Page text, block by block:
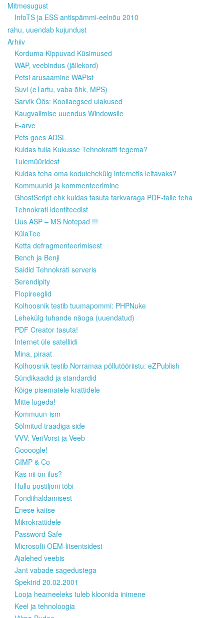
Mitmesugust
InfoTS ja ESS antispämmi-eelnõu 2010
rahu, uuendab kujundust
Arhiiv
Korduma Kippuvad Küsimused
WAP, veebindus (jällekord)
Petsi arusaamine WAPist
Suvi (eTartu, vaba õhk, MPS)
Sarvik Öös: Kooliaegsed ulakused
Kaugvalimise uuendus Windowsile
E-arve
Pets goes ADSL
Kuidas tulla Kukusse Tehnokratti tegema?
Tulemüüridest
Kuidas teha oma kodulehekülg internetis leitavaks?
Kommuunid ja kommenteerimine
GhostScript ehk kuidas tasuta tarkvaraga PDF-faile teha
Tehnokrati identiteedist
Uus ASP – MS Notepad !!!
KülaTee
Ketta defragmenteerimisest
Bench ja Benji
Saidid Tehnokrati serveris
Serendipity
Flopireeglid
Kolhoosnik testib tuumapommi: PHPNuke
Lehekülg tuhande näoga (uuendatud)
PDF Creator tasuta!
Internet üle satelliidi
Mina, piraat
Kolhoosnik testib Norramaa põllutööriistu: eZPublish
Sündikaadid ja standardid
Kõige pisematele krattidele
Mitte lugeda!
Kommuun-ism
Sõlmitud traadiga side
VVV: VeriVorst ja Veeb
Goooogle!
GIMP & Co
Kas nii on ilus?
Hullu postiljoni tõbi
Fondiihaldamisest
Enese kaitse
Mikrokrattidele
Password Safe
Microsofti OEM-litsentsidest
Ajalehed veebis
Jant vabade sagedustega
Spektrid 20.02.2001
Looja heameeleks tuleb kloonida inimene
Keel ja tehnoloogia